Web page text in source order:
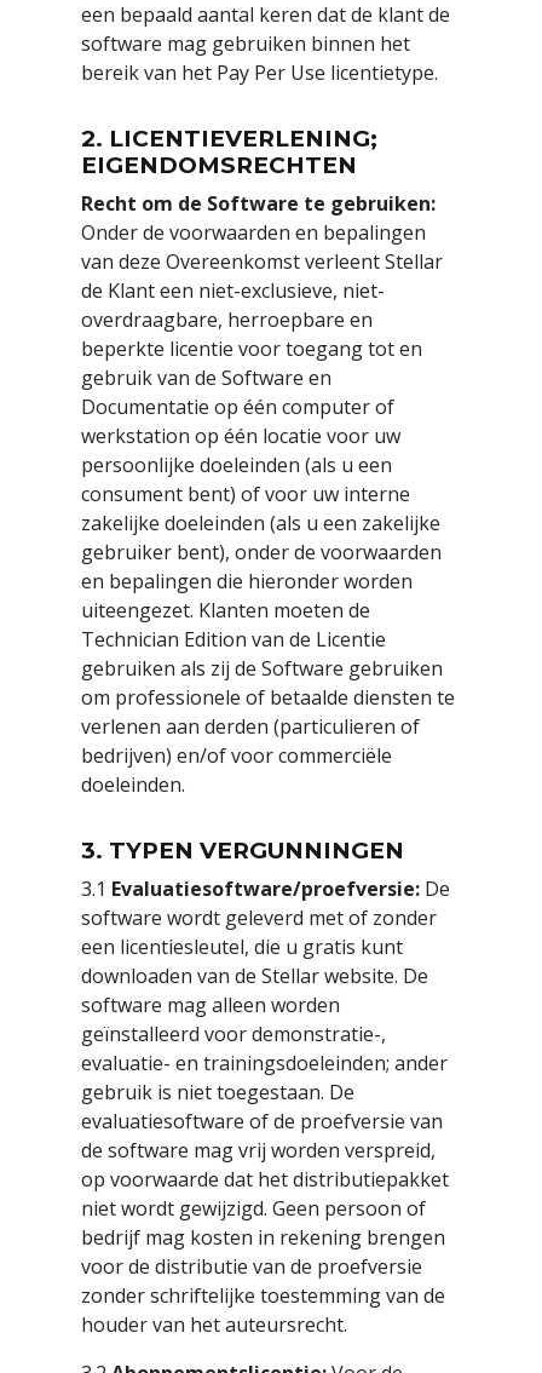
een bepaald aantal keren dat de klant de
software mag gebruiken binnen het
bereik van het Pay Per Use licentietype.
2. LICENTIEVERLENING;
EIGENDOMSRECHTEN
Recht om de Software te gebruiken:
Onder de voorwaarden en bepalingen
van deze Overeenkomst verleent Stellar
de Klant een niet-exclusieve, niet-
overdraagbare, herroepbare en
beperkte licentie voor toegang tot en
gebruik van de Software en
Documentatie op één computer of
werkstation op één locatie voor uw
persoonlijke doeleinden (als u een
consument bent) of voor uw interne
zakelijke doeleinden (als u een zakelijke
gebruiker bent), onder de voorwaarden
en bepalingen die hieronder worden
uiteengezet. Klanten moeten de
Technician Edition van de Licentie
gebruiken als zij de Software gebruiken
om professionele of betaalde diensten te
verlenen aan derden (particulieren of
bedrijven) en/of voor commerciële
doeleinden.
3. TYPEN VERGUNNINGEN
3.1 Evaluatiesoftware/proefversie: De
software wordt geleverd met of zonder
een licentiesleutel, die u gratis kunt
downloaden van de Stellar website. De
software mag alleen worden
geïnstalleerd voor demonstratie-,
evaluatie- en trainingsdoeleinden; ander
gebruik is niet toegestaan. De
evaluatiesoftware of de proefversie van
de software mag vrij worden verspreid,
op voorwaarde dat het distributiepakket
niet wordt gewijzigd. Geen persoon of
bedrijf mag kosten in rekening brengen
voor de distributie van de proefversie
zonder schriftelijke toestemming van de
houder van het auteursrecht.